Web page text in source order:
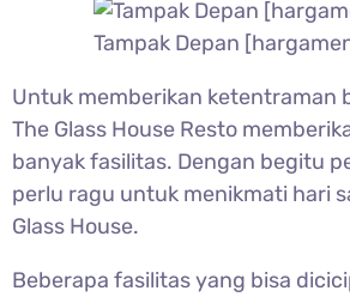
Tampak Depan
Untuk memberikan ketentraman
The Glass House Resto
banyak fasilitas. Dengan begitu
perlu ragu untuk menikmati hari
Glass House.
Beberapa fasilitas yang bisa